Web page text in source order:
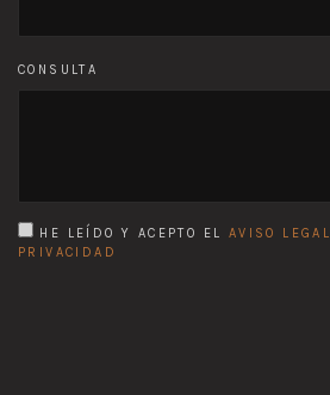
CONSULTA
HE LEÍDO Y ACEPTO EL AVISO LEGAL
PRIVACIDAD